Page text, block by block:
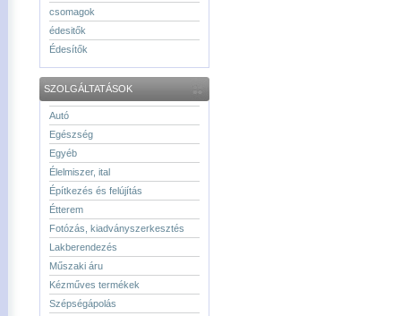
csomagok
édesitők
Édesítők
SZOLGÁLTATÁSOK
Autó
Egészség
Egyéb
Élelmiszer, ital
Építkezés és felújítás
Étterem
Fotózás, kiadványszerkesztés
Lakberendezés
Műszaki áru
Kézműves termékek
Szépségápolás